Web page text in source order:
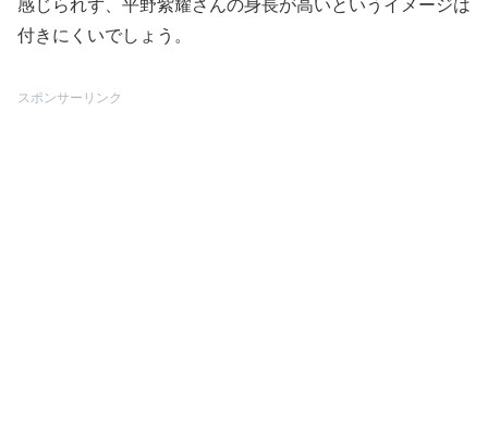
感じられず、平野紫耀さんの身長が高いというイメージは
付きにくいでしょう。
スポンサーリンク